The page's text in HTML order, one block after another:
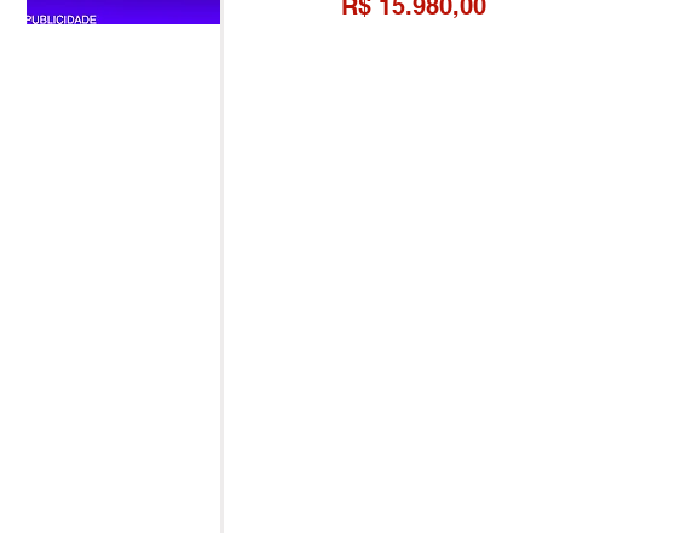
R$ 15.980,00